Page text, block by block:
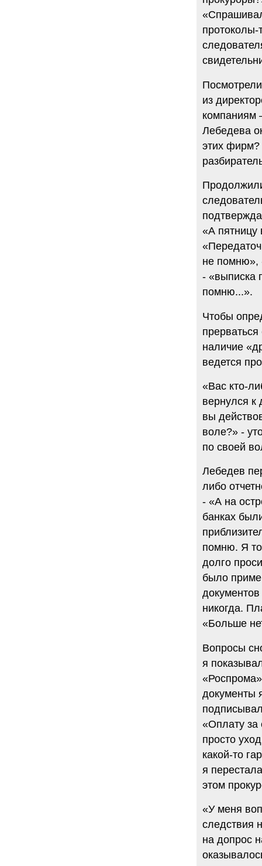
из
компаниям
Лебедева
этих фирм?
«А пятницу
не помню»,
- «выписка
помню...».
Чтобы
наличие
ведется
«Вас кто-
вернулся к
вы
воле?» -
по своей
Лебедев
либо
- «А на
банках
помню. Я
долго
было
никогда.
«Больше
Вопросы
я
документы
«Оплату за
просто
какой-то
я
этом
«У меня
следствия
на допрос